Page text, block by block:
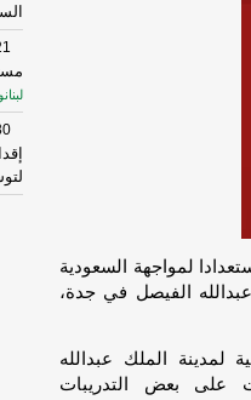
والفنية، استعدادا لمواجهة السعودية
الفيصل في جدة،
لمدينة الملك عبدالله
على بعض التدريبات